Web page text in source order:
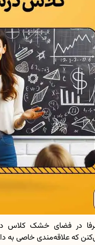
در فضای خشک کلاس
که علاقه‌مندی خاصی به